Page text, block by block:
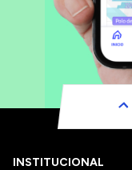
INSTITUCIONAL